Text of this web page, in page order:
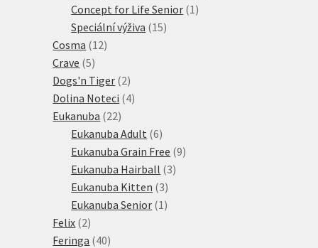
Concept for Life Senior 1 1
Speciální výživa 1515
Cosma 1212
Crave 55
produktů
Dogs'n Tiger 22
produkty
Dolina Noteci 44
Eukanuba 2222
produktů
Eukanuba Adult 66
produktů
Eukanuba Grain Free 99
Eukanuba Hairball 33
Eukanuba Kitten 33
produkty
Eukanuba Senior 1 1
Felix 22
produkty
Feringa 4040